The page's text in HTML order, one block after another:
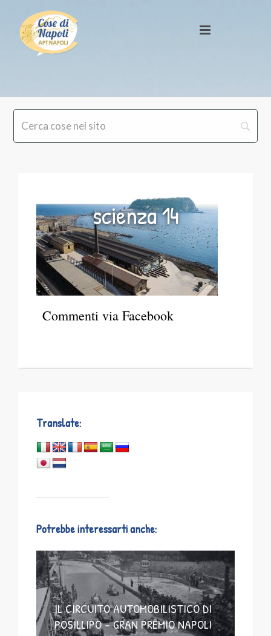
scienza 14
Commenti via Facebook
Translate:
Potrebbe interessarti anche:
IL CIRCUITO AUTOMOBILISTICO DI
POSILLIPO – GRAN PREMIO NAPOLI